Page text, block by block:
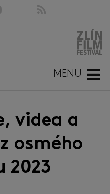
MENU
videa a
osmého
2023